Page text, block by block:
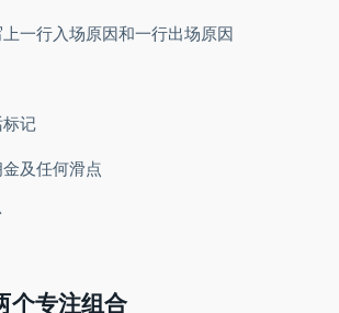
一行入场原因和一行出场原因
记
及任何滑点
个专注组合